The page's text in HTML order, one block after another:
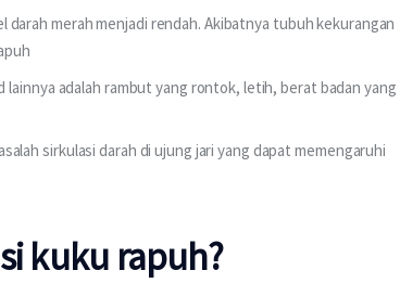
darah merah menjadi rendah. Akibatnya tubuh kekurangan
lainnya adalah rambut yang rontok, letih, berat badan yang
sirkulasi darah di ujung jari yang dapat memengaruhi
kuku rapuh?